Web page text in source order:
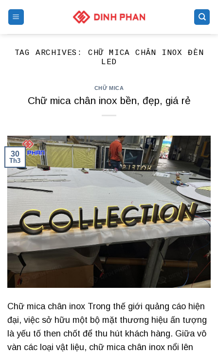
TAG ARCHIVES: CHỮ MICA CHÂN INOX ĐÈN
LED
CHỮ MICA
Chữ mica chân inox bền, đẹp, giá rẻ
30
Th3
Chữ mica chân inox Trong thế giới quảng cáo hiện
đại, việc sở hữu một bộ mặt thương hiệu ấn tượng
là yếu tố then chốt để thu hút khách hàng. Giữa vô
vàn các loại vật liệu, chữ mica chân inox nổi lên